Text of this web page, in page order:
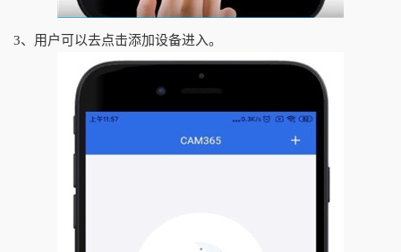
3、用户可以去点击添加设备进入。